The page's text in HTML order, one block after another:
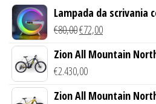
Lampada da scrivania
wireless
€80,00€72,00
Zion All Mountain
€2.430,00
Zion All Mountain